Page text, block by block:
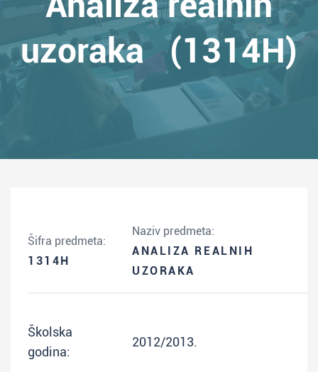
uzoraka (1314H)
Šifra predmeta:
1314H
Naziv predmeta:
ANALIZA REALNIH
UZORAKA
Školska
godina:
2012/2013.